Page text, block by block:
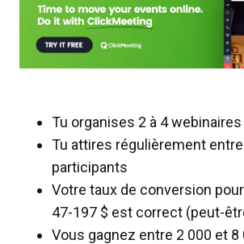
Tu organises 2 à 4
Tu attires régulièrement
participants
Votre taux de conversion
47-197 $ est correct (peut-
Vous gagnez entre 2 000 et 8